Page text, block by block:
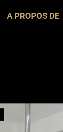
A PROPOS DE
A PROPOS DE